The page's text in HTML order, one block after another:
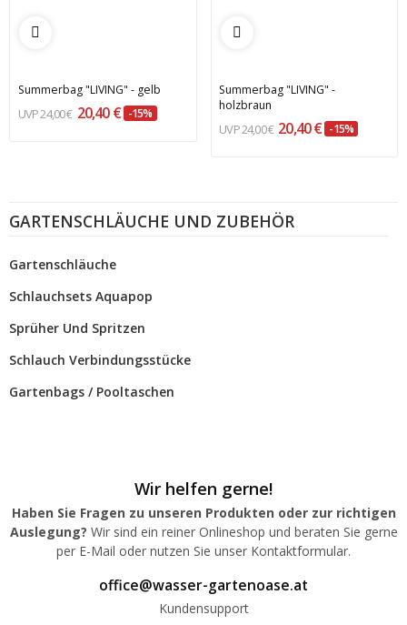
GARTENSCHLÄUCHE UND ZUBEHÖR
Gartenschläuche
Schlauchsets Aquapop
Sprüher Und Spritzen
Schlauch Verbindungsstücke
Gartenbags / Pooltaschen
Summerbag "LIVING" - gelb
24,00 € 20,40 € -15%
Summerbag "LIVING" -
holzbraun
24,00 € 20,40 € -15%
Wir helfen gerne!
Haben Sie Fragen zu unseren Produkten oder zur richtigen
Auslegung? Wir sind ein reiner Onlineshop und beraten Sie gerne
per E-Mail oder nutzen Sie unser Kontaktformular.
office@wasser-gartenoase.at
Kundensupport